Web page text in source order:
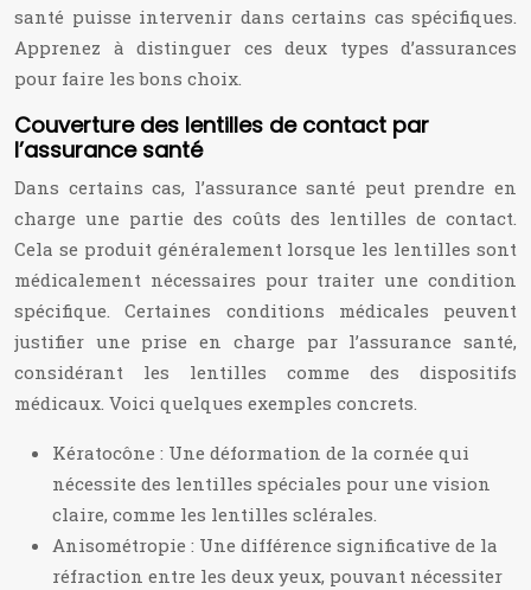
santé puisse intervenir dans certains cas spécifiques.
Apprenez à distinguer ces deux types d’assurances
pour faire les bons choix.
Couverture des lentilles de contact par
l’assurance santé
Dans certains cas, l’assurance santé peut prendre en
charge une partie des coûts des lentilles de contact.
Cela se produit généralement lorsque les lentilles sont
médicalement nécessaires pour traiter une condition
spécifique. Certaines conditions médicales peuvent
justifier une prise en charge par l’assurance santé,
considérant les lentilles comme des dispositifs
médicaux. Voici quelques exemples concrets.
Kératocône : Une déformation de la cornée qui
nécessite des lentilles spéciales pour une vision
claire, comme les lentilles sclérales.
Anisométropie : Une différence significative de la
réfraction entre les deux yeux, pouvant nécessiter